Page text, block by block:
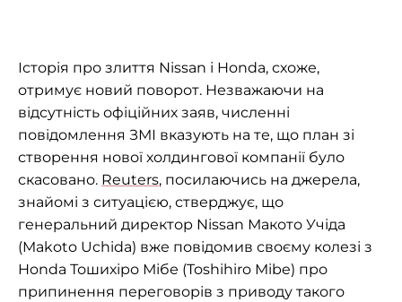
Історія про злиття Nissan і Honda, схоже,
отримує новий поворот. Незважаючи на
відсутність офіційних заяв, численні
повідомлення ЗМІ вказують на те, що план зі
створення нової холдингової компанії було
скасовано. Reuters, посилаючись на джерела,
знайомі з ситуацією, стверджує, що
генеральний директор Nissan Макото Учіда
(Makoto Uchida) вже повідомив своєму колезі з
Honda Тошихіро Мібе (Toshihiro Mibe) про
припинення переговорів з приводу такого